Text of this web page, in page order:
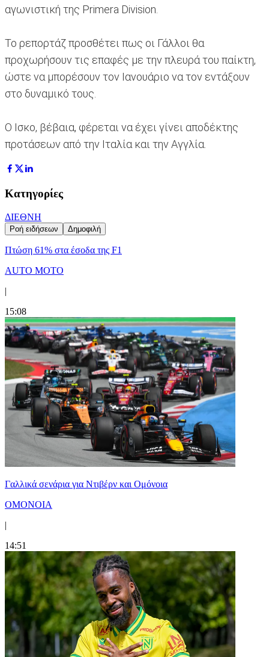
αγωνιστική της Primera Division.
Το ρεπορτάζ προσθέτει πως οι Γάλλοι θα
προχωρήσουν τις επαφές με την πλευρά του παίκτη,
ώστε να μπορέσουν τον Ιανουάριο να τον εντάξουν
στο δυναμικό τους.
Ο Ισκο, βέβαια, φέρεται να έχει γίνει αποδέκτης
προτάσεων από την Ιταλία και την Αγγλία.
Κατηγορίες
ΔΙΕΘΝΗ
Ροή ειδήσεων Δημοφιλή
Πτώση 61% στα έσοδα της F1
AUTO MOTO
|
15:08
Γαλλικά σενάρια για Ντιβέρν και Ομόνοια
ΟΜΟΝΟΙΑ
|
14:51